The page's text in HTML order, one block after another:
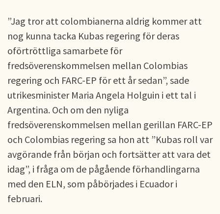
”Jag tror att colombianerna aldrig kommer att
nog kunna tacka Kubas regering för deras
oförtröttliga samarbete för
fredsöverenskommelsen mellan Colombias
regering och FARC-EP för ett år sedan”, sade
utrikesminister Maria Angela Holguin i ett tal i
Argentina. Och om den nyliga
fredsöverenskommelsen mellan gerillan FARC-EP
och Colombias regering sa hon att ”Kubas roll var
avgörande från början och fortsätter att vara det
idag”, i fråga om de pågående förhandlingarna
med den ELN, som påbörjades i Ecuador i
februari.